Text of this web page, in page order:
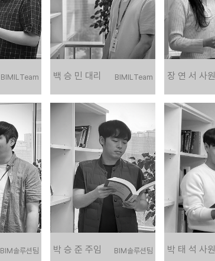
BIMIL Team 백 승 민 대리 BIMIL Team 장 연 서 사원
BIM 솔루션팀 박 승 준 주임 BIM 솔루션팀 박 태 석 사원